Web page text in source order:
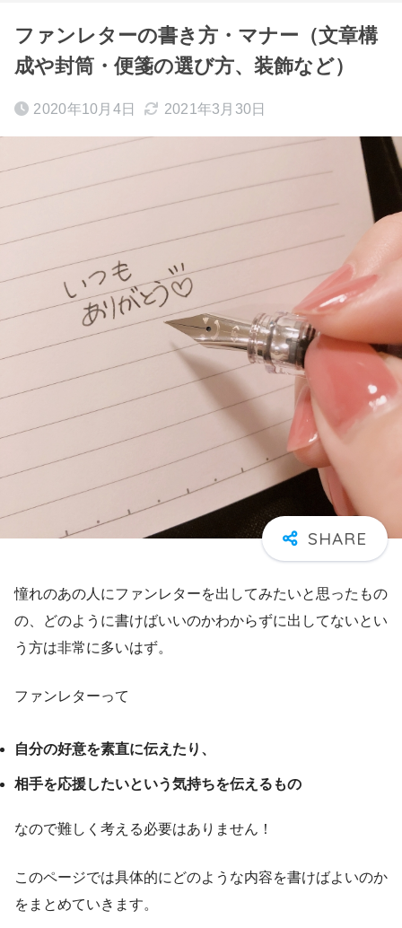
ファンレターの書き方・マナー（文章構
成や封筒・便箋の選び方、装飾など）
2020年10月4日 2021年3月30日
憧れのあの人にファンレターを出してみたいと思ったもの
の、どのように書けばいいのかわからずに出してないとい
う方は非常に多いはず。
ファンレターって
自分の好意を素直に伝えたり、
相手を応援したいという気持ちを伝えるもの
なので難しく考える必要はありません！
このページでは具体的にどのような内容を書けばよいのか
をまとめていきます。